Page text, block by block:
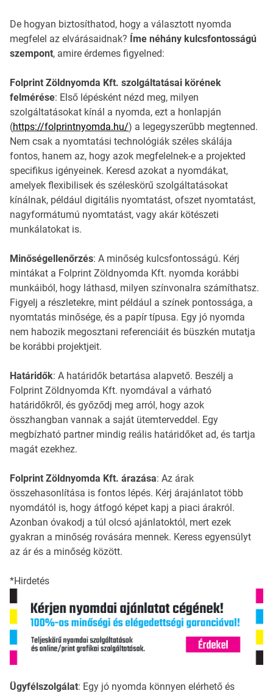
De hogyan biztosíthatod, hogy a választott nyomda
megfelel az elvárásaidnak? Íme néhány kulcsfontosságú
szempont, amire érdemes figyelned:
Folprint Zöldnyomda Kft. szolgáltatásai körének
felmérése: Első lépésként nézd meg, milyen
szolgáltatásokat kínál a nyomda, ezt a honlapján
(https://folprintnyomda.hu/) a legegyszerűbb megtenned.
Nem csak a nyomtatási technológiák széles skálája
fontos, hanem az, hogy azok megfelelnek-e a projekted
specifikus igényeinek. Keresd azokat a nyomdákat,
amelyek flexibilisek és széleskörű szolgáltatásokat
kínálnak, például digitális nyomtatást, ofszet nyomtatást,
nagyformátumú nyomtatást, vagy akár kötészeti
munkálatokat is.
Minőségellenőrzés: A minőség kulcsfontosságú. Kérj
mintákat a Folprint Zöldnyomda Kft. nyomda korábbi
munkáiból, hogy láthasd, milyen színvonalra számíthatsz.
Figyelj a részletekre, mint például a színek pontossága, a
nyomtatás minősége, és a papír típusa. Egy jó nyomda
nem habozik megosztani referenciáit és büszkén mutatja
be korábbi projektjeit.
Határidők: A határidők betartása alapvető. Beszélj a
Folprint Zöldnyomda Kft. nyomdával a várható
határidőkről, és győződj meg arról, hogy azok
összhangban vannak a saját ütemterveddel. Egy
megbízható partner mindig reális határidőket ad, és tartja
magát ezekhez.
Folprint Zöldnyomda Kft. árazása: Az árak
összehasonlítása is fontos lépés. Kérj árajánlatot több
nyomdától is, hogy átfogó képet kapj a piaci árakról.
Azonban óvakodj a túl olcsó ajánlatoktól, mert ezek
gyakran a minőség rovására mennek. Keress egyensúlyt
az ár és a minőség között.
*Hirdetés
Ügyfélszolgálat: Egy jó nyomda könnyen elérhető és